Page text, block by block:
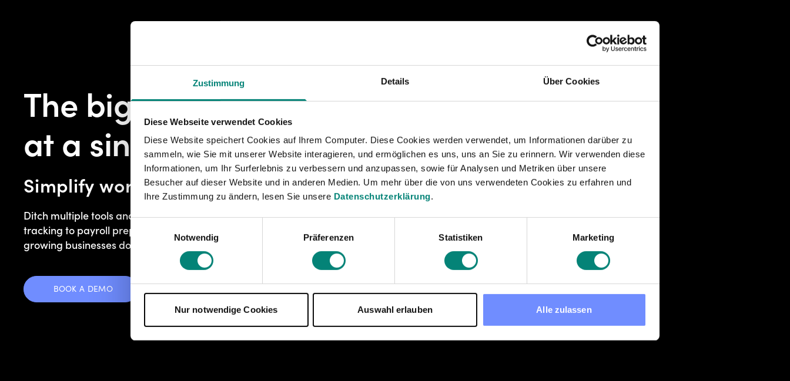
Zustimmung Details Über Cookies
Diese Webseite verwendet Cookies
Diese Website speichert Cookies auf Ihrem Computer. Diese Cookies werden verwendet, um Informationen darüber zu
sammeln, wie Sie mit unserer Website interagieren, und ermöglichen es uns, uns an Sie zu erinnern. Wir verwenden diese
Informationen, um Ihr Surferlebnis zu verbessern und anzupassen, sowie für Analysen und Metriken über unsere
Besucher auf dieser Website und in anderen Medien. Um mehr über die von uns verwendeten Cookies zu erfahren und
Ihre Zustimmung zu ändern, lesen Sie unsere Datenschutzerklärung.
Notwendig
Präferenzen Statistiken Marketing
Nur notwendige Cookies Auswahl erlauben Alle zulassen
The big picture
at a single glance
Simplify workforce management
Ditch multiple tools and clunky workflows. From shift plans and time-
tracking to payroll prep, Kenjo helps people managers at small and
growing businesses do it all – easier, faster, in one place.
BOOK A DEMO